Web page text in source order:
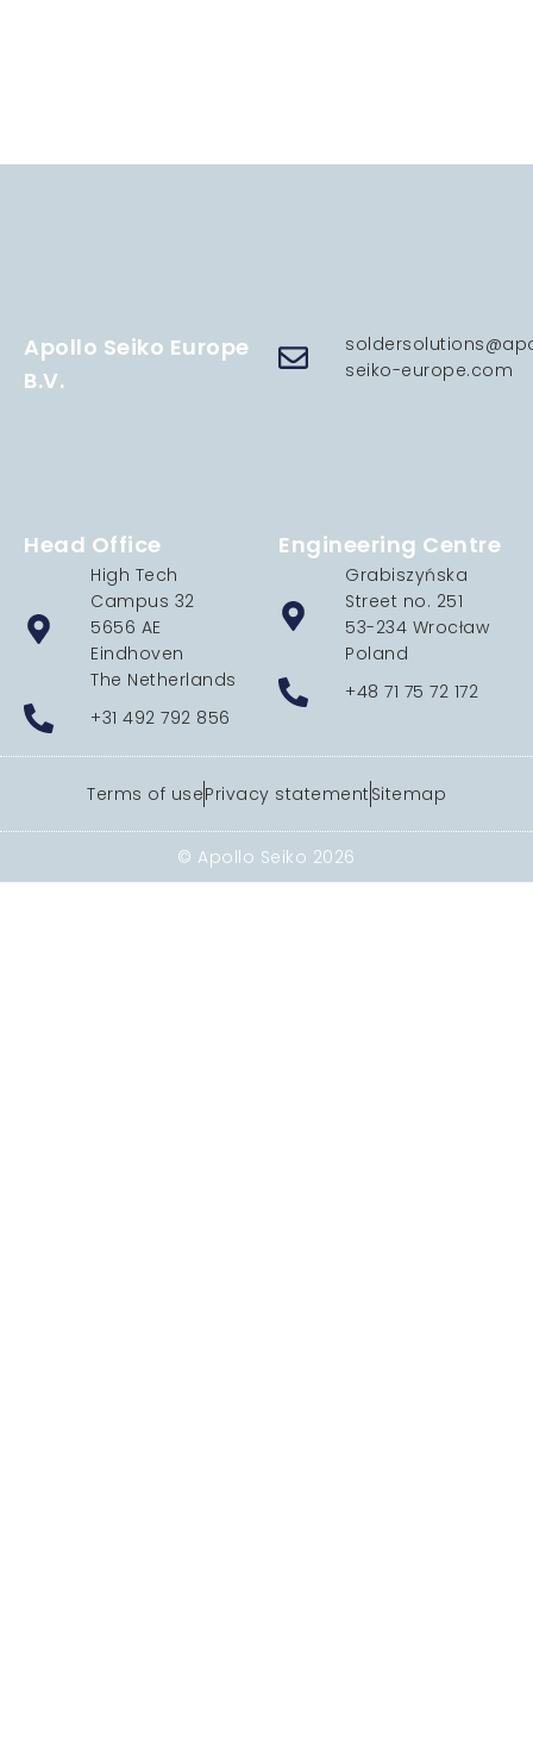
Apollo Seiko Europe
B.V.
seiko-europe.com
Head Office
High Tech
Campus 32
5656 AE
Eindhoven
The Netherlands
+31 492 792 856
Engineering Centre
Grabiszyńska
Street no. 251
53-234 Wrocław
Poland
+48 71 75 72 172
Terms of usePrivacy statement Sitemap
© Apollo Seiko 2026